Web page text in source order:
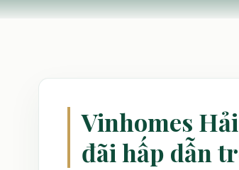
Vinhomes
đãi hấp dẫn